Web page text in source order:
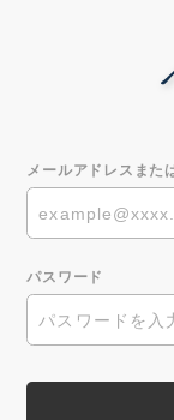
メールアドレスま
パスワード